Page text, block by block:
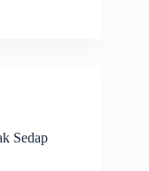
Sedap